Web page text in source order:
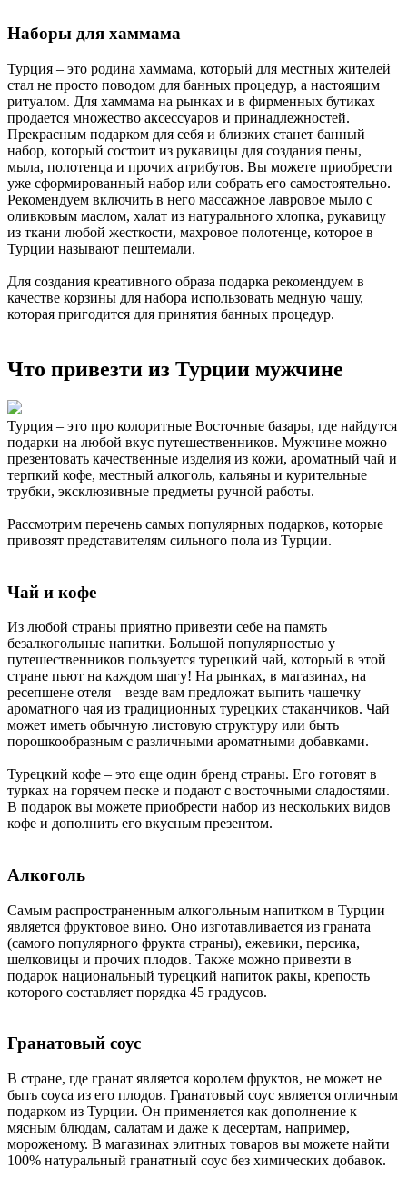
Наборы для хаммама
Турция – это родина хаммама, который для местных жителей
стал не просто поводом для банных процедур, а настоящим
ритуалом. Для хаммама на рынках и в фирменных бутиках
продается множество аксессуаров и принадлежностей.
Прекрасным подарком для себя и близких станет банный
набор, который состоит из рукавицы для создания пены,
мыла, полотенца и прочих атрибутов. Вы можете приобрести
уже сформированный набор или собрать его самостоятельно.
Рекомендуем включить в него массажное лавровое мыло с
оливковым маслом, халат из натурального хлопка, рукавицу
из ткани любой жесткости, махровое полотенце, которое в
Турции называют пештемали.
Для создания креативного образа подарка рекомендуем в
качестве корзины для набора использовать медную чашу,
которая пригодится для принятия банных процедур.
Что привезти из Турции мужчине
Турция – это про колоритные Восточные базары, где найдутся
подарки на любой вкус путешественников. Мужчине можно
презентовать качественные изделия из кожи, ароматный чай и
терпкий кофе, местный алкоголь, кальяны и курительные
трубки, эксклюзивные предметы ручной работы.
Рассмотрим перечень самых популярных подарков, которые
привозят представителям сильного пола из Турции.
Чай и кофе
Из любой страны приятно привезти себе на память
безалкогольные напитки. Большой популярностью у
путешественников пользуется турецкий чай, который в этой
стране пьют на каждом шагу! На рынках, в магазинах, на
ресепшене отеля – везде вам предложат выпить чашечку
ароматного чая из традиционных турецких стаканчиков. Чай
может иметь обычную листовую структуру или быть
порошкообразным с различными ароматными добавками.
Турецкий кофе – это еще один бренд страны. Его готовят в
турках на горячем песке и подают с восточными сладостями.
В подарок вы можете приобрести набор из нескольких видов
кофе и дополнить его вкусным презентом.
Алкоголь
Самым распространенным алкогольным напитком в Турции
является фруктовое вино. Оно изготавливается из граната
(самого популярного фрукта страны), ежевики, персика,
шелковицы и прочих плодов. Также можно привезти в
подарок национальный турецкий напиток ракы, крепость
которого составляет порядка 45 градусов.
Гранатовый соус
В стране, где гранат является королем фруктов, не может не
быть соуса из его плодов. Гранатовый соус является отличным
подарком из Турции. Он применяется как дополнение к
мясным блюдам, салатам и даже к десертам, например,
мороженому. В магазинах элитных товаров вы можете найти
100% натуральный гранатный соус без химических добавок.